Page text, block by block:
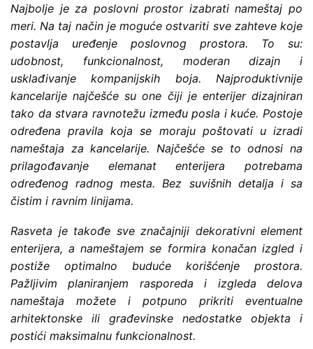
Najbolje je za poslovni prostor izabrati nameštaj po
meri. Na taj način je moguće ostvariti sve zahteve koje
postavlja uređenje poslovnog prostora. To su:
udobnost, funkcionalnost, moderan dizajn i
usklađivanje kompanijskih boja. Najproduktivnije
kancelarije najčešće su one čiji je enterijer dizajniran
tako da stvara ravnotežu između posla i kuće. Postoje
određena pravila koja se moraju poštovati u izradi
nameštaja za kancelarije. Najčešće se to odnosi na
prilagođavanje elemanat enterijera potrebama
određenog radnog mesta. Bez suvišnih detalja i sa
čistim i ravnim linijama.
Rasveta je takođe sve značajniji dekorativni element
enterijera, a nameštajem se formira konačan izgled i
postiže optimalno buduće korišćenje prostora.
Pažljivim planiranjem rasporeda i izgleda delova
nameštaja možete i potpuno prikriti eventualne
arhitektonske ili građevinske nedostatke objekta i
postići maksimalnu funkcionalnost.